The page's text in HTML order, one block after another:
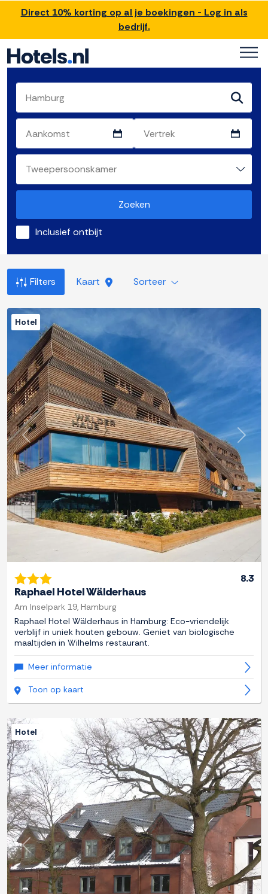
Direct 10% korting op al je boekingen - Log in als
bedrijf.
Zoeken
Inclusief ontbijt
Filters Kaart Sorteer
Previous Next
Hotel
8.3
Raphael Hotel Wälderhaus
Am Inselpark 19, Hamburg
Raphael Hotel Wälderhaus in Hamburg: Eco-vriendelijk
verblijf in uniek houten gebouw. Geniet van biologische
maaltijden in Wilhelms restaurant.
Meer informatie
Toon op kaart
Previous Next
Hotel